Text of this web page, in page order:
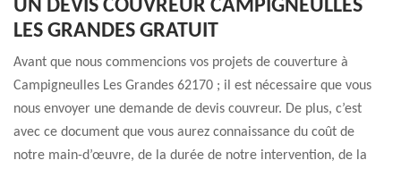
UN DEVIS COUVREUR CAMPIGNEULLES
LES GRANDES GRATUIT
Avant que nous commencions vos projets de couverture à
Campigneulles Les Grandes 62170 ; il est nécessaire que vous
nous envoyer une demande de devis couvreur. De plus, c’est
avec ce document que vous aurez connaissance du coût de
notre main-d’œuvre, de la durée de notre intervention, de la